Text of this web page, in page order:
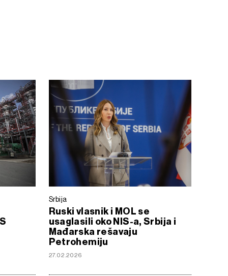
Srbija
Ruski vlasnik i MOL se
usaglasili oko NIS-a, Srbija i
Mađarska rešavaju
Petrohemiju
27.02.2026